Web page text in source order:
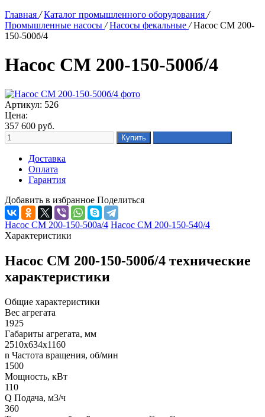
Главная / Каталог промышленного оборудования /
Промышленные насосы / Насосы фекальные / Насос СМ 200-
150-500б/4
Насос СМ 200-150-500б/4
Артикул: 526
Цена:
357 600 руб.
Доставка
Оплата
Гарантия
Добавить в избранное Поделиться
Насос СМ 200-150-500а/4 Насос СМ 200-150-540/4
Характеристики
Насос СМ 200-150-500б/4 технические
характеристики
Общие характеристики
Вес агрегата
1925
Габариты агрегата, мм
2510х634х1160
n Частота вращения, об/мин
1500
Мощность, кВт
110
Q Подача, м3/ч
360